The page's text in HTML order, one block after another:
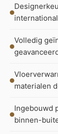
Volledig
materialen
Ingebouwd
binnen-